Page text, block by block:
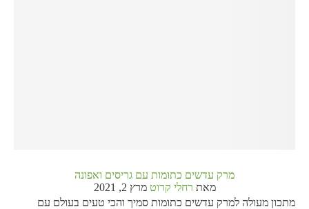
מרק עדשים כתומות עם גריסים ואפונה
מאת רחלי קרוט מרץ 2, 2021
מתכון מעולה למרק עדשים כתומות סמיך והכי טעים בעולם עם